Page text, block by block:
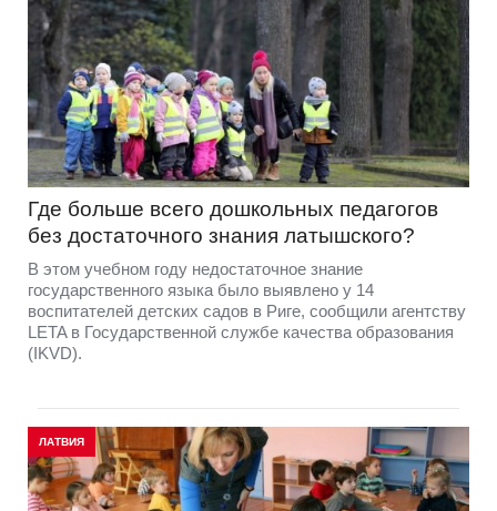
Где больше всего дошкольных педагогов
без достаточного знания латышского?
В этом учебном году недостаточное знание
государственного языка было выявлено у 14
воспитателей детских садов в Риге, сообщили агентству
LETA в Государственной службе качества образования
(IKVD).
ЛАТВИЯ